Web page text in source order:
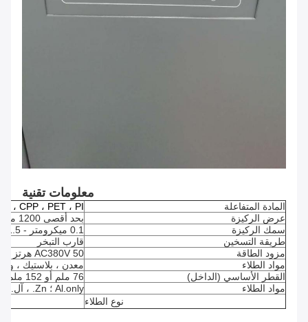
معلومات تقنية
المادة المتفاعلة
CPP ، PET ، PI ، إلخ.
عرض الركيزة
بحد أقصى 1200 ملم
سمك الركيزة
0.1 ميكرومتر - 1.5 ميكرومتر
طريقة التسخين
قارب التبخر
مزود الطاقة
AC380V 50 هرتز + PE
مواد الطلاء
معدن ، بلاستيك ،
القطر الأساسي (الداخل)
76 ملم أو 152 ملم
مواد الطلاء
Al.only ؛ Zn. ، آل.
نوع الطلاء